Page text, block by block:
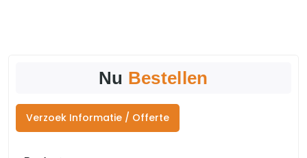
Nu Bestellen
Verzoek Informatie / Offerte